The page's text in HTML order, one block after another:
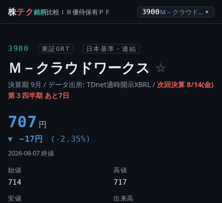
株テク銘柄比較 ＩＲ優待保有ＰＦ 3900 Ｍ－クラウドワークス ▼
3900 東証GRT 日本基準・連結
Ｍ－クラウドワークス ☆
決算期 9月 / データ出所: TDnet適時開示XBRL / 次回決算 8/14(金)
第３四半期 あと7日
707 円
▼ −17円 (-2.35%)
2026-08-07 終値
始値
714
高値
717
安値
出来高